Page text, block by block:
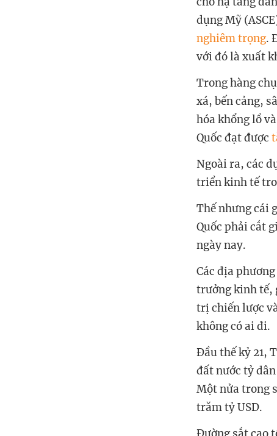
dụng Mỹ
nghiêm trọng.
với đó là xuất
Trong hàng
xá, bến cảng,
hóa khổng lồ
Quốc đạt được
Ngoài ra, các
triển kinh tế
Thế nhưng cái
Quốc phải cắt
ngày nay.
Các địa
trưởng kinh tế,
trị chiến lược
không có ai đi.
Đầu thế kỷ 21,
đất nước tỷ
Một nửa trong
trăm tỷ USD.